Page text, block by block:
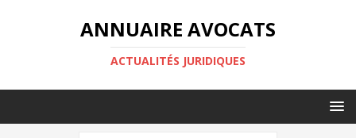
ANNUAIRE AVOCATS
ACTUALITÉS JURIDIQUES